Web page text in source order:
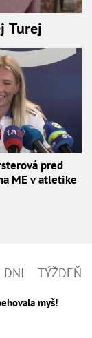
Turej
pred
ME v atletike
DNI TÝŽDEŇ
myš!